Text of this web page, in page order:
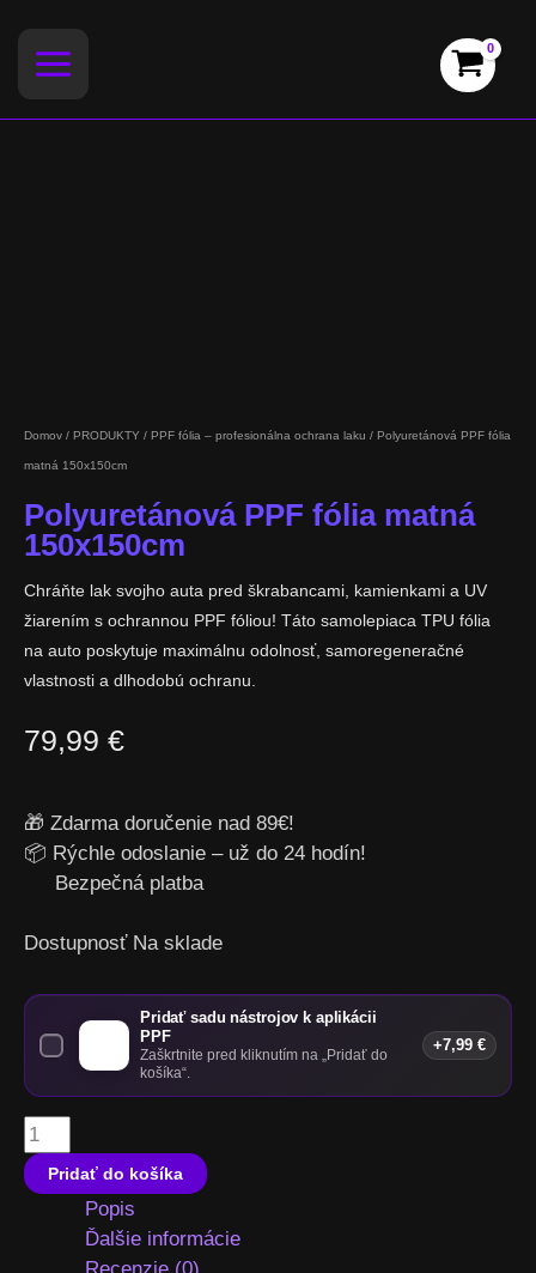
obsah
Domov / PRODUKTY / PPF fólia – profesionálna ochrana laku / Polyuretánová PPF fólia
matná 150x150cm
Polyuretánová PPF fólia matná
150x150cm
Chráňte lak svojho auta pred škrabancami, kamienkami a UV
žiarením s ochrannou PPF fóliou! Táto samolepiaca TPU fólia
na auto poskytuje maximálnu odolnosť, samoregeneračné
vlastnosti a dlhodobú ochranu.
79,99 €
🎁 Zdarma doručenie nad 89€!
📦 Rýchle odoslanie – už do 24 hodín!
Bezpečná platba
Dostupnosť Na sklade
Pridať sadu nástrojov k aplikácii
PPF
Zaškrtnite pred kliknutím na „Pridať do
košíka“.
+7,99 €
množstvo
Polyuretánová
PPF
Pridať do košíka
Popis
Ďalšie informácie